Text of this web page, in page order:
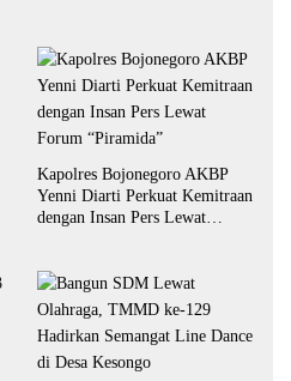
Kapolres Bojonegoro AKBP
Yenni Diarti Perkuat Kemitraan
dengan Insan Pers Lewat